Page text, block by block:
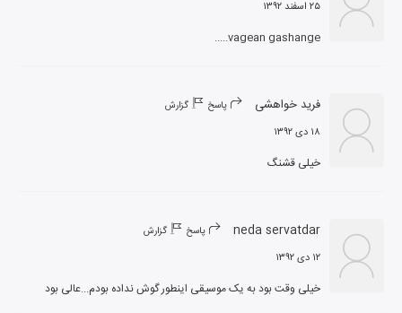
۲۵ اسفند ۱۳۹۲
vagean gashange.....
فريد خواهشی پاسخ گزارش
۱۸ دی ۱۳۹۲
خیلی قشنگ
neda servatdar پاسخ گزارش
۱۲ دی ۱۳۹۲
خیلی وقت بود به یک موسیقی اینطور گوش نداده بودم...عالی بود